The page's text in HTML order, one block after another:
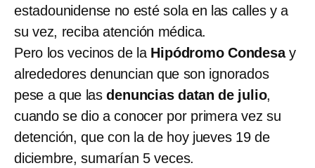
estadounidense no esté sola en las calles y a
su vez, reciba atención médica.
Pero los vecinos de la Hipódromo Condesay
alrededores denuncian que son ignorados
pese a que lasdenuncias datan de julio,
cuando se dio a conocer por primera vez su
detención, que con la de hoy jueves 19 de
diciembre, sumarían 5 veces.